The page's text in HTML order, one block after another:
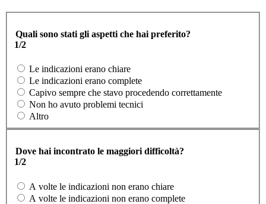
Quali sono stati gli aspetti che hai preferito?
1/2
Le indicazioni erano chiare
Le indicazioni erano complete
Capivo sempre che stavo procedendo correttamente
Non ho avuto problemi tecnici
Altro
Dove hai incontrato le maggiori difficoltà?
1/2
A volte le indicazioni non erano chiare
A volte le indicazioni non erano complete